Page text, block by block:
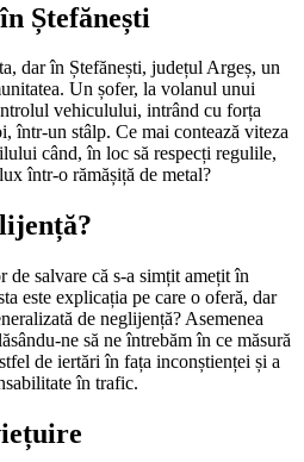
Ștefănești
dar în Ștefănești, județul Argeș, un
Un șofer, la volanul unui
vehiculului, intrând cu forța
într-un stâlp. Ce mai contează viteza
când, în loc să respecți regulile,
într-o rămășiță de metal?
de salvare că s-a simțit amețit în
este explicația pe care o oferă, dar
de neglijență? Asemenea
ne să ne întrebăm în ce măsură
de iertări în fața inconștienței și a
în trafic.